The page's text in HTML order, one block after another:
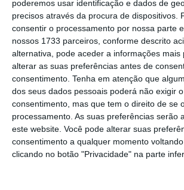
poderemos usar identificação e dados de
precisos através da procura de dispositivos.
consentir o processamento por nossa parte
nossos 1733 parceiros, conforme descrito
alternativa, pode aceder a informações mais
alterar as suas preferências antes de
consentimento. Tenha em atenção que
dos seus dados pessoais poderá não exigir
consentimento, mas que tem o direito de se
processamento. As suas preferências serão
este website. Você pode alterar suas
consentimento a qualquer momento
clicando no botão "Privacidade" na parte
deste ano(de 15,8% no período
2018), resultado de uma venda
crédito de 239 milhões de euros
offde 150 milhões.
“Adicionalmente, o banco vendeu
carteira de 321 milhões de euros
que resultou num rácio de
pro formade 12,9% em junho de